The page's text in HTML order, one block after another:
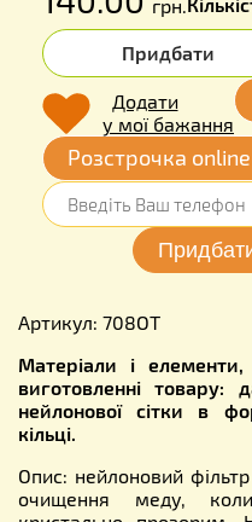
грн.
Придбати
Додати
у мої бажання
Розстрочка online
Артикул: 708ОТ
Матеріали і
виготовленні товару:
нейлонової сітки в
кільці.
Опис: нейлоновий
очищення меду,